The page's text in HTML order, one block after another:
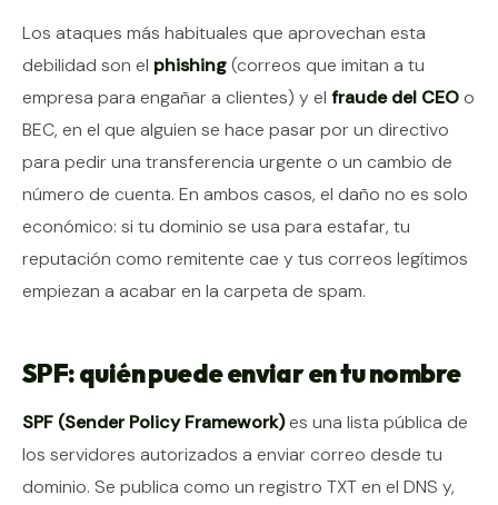
Los ataques más habituales que aprovechan esta
debilidad son el phishing(correos que imitan a tu
empresa para engañar a clientes) y el fraude del CEO o
BEC, en el que alguien se hace pasar por un directivo
para pedir una transferencia urgente o un cambio de
número de cuenta. En ambos casos, el daño no es solo
económico: si tu dominio se usa para estafar, tu
reputación como remitente cae y tus correos legítimos
empiezan a acabar en la carpeta de spam.
SPF: quién puede enviar en tu nombre
SPF (Sender Policy Framework)es una lista pública de
los servidores autorizados a enviar correo desde tu
dominio. Se publica como un registro TXT en el DNS y,